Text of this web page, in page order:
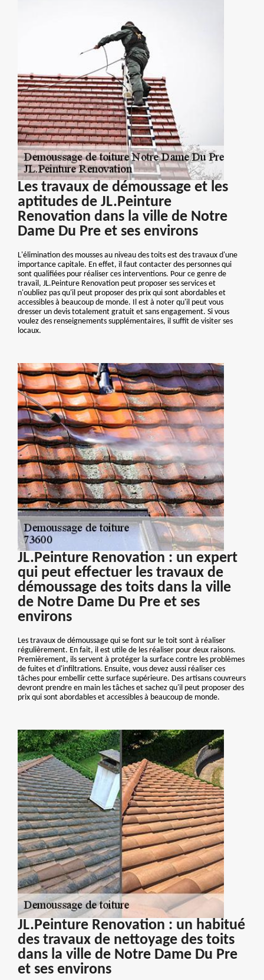
Les travaux de démoussage et les
aptitudes de JL.Peinture
Renovation dans la ville de Notre
Dame Du Pre et ses environs
L'élimination des mousses au niveau des toits est des travaux d'une
importance capitale. En effet, il faut contacter des personnes qui
sont qualifiées pour réaliser ces interventions. Pour ce genre de
travail, JL.Peinture Renovation peut proposer ses services et
n'oubliez pas qu'il peut proposer des prix qui sont abordables et
accessibles à beaucoup de monde. Il est à noter qu'il peut vous
dresser un devis totalement gratuit et sans engagement. Si vous
voulez des renseignements supplémentaires, il suffit de visiter ses
locaux.
JL.Peinture Renovation : un expert
qui peut effectuer les travaux de
démoussage des toits dans la ville
de Notre Dame Du Pre et ses
environs
Les travaux de démoussage qui se font sur le toit sont à réaliser
régulièrement. En fait, il est utile de les réaliser pour deux raisons.
Premièrement, ils servent à protéger la surface contre les problèmes
de fuites et d'infiltrations. Ensuite, vous devez aussi réaliser ces
tâches pour embellir cette surface supérieure. Des artisans couvreurs
devront prendre en main les tâches et sachez qu'il peut proposer des
prix qui sont abordables et accessibles à beaucoup de monde.
JL.Peinture Renovation : un habitué
des travaux de nettoyage des toits
dans la ville de Notre Dame Du Pre
et ses environs